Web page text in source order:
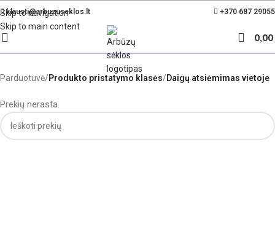
Skip to navigation
Skip to main content
klausti@arbuzuseklos.lt +370 687 29055
0,00
Parduotuvė/Produkto pristatymo klasės/Daigų atsiėmimas vietoje
Prekių nerasta.